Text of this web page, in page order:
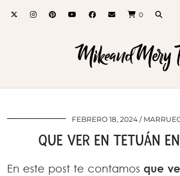
0
MikeandMery
FEBRERO 18, 2024
QUE VER EN TETUÁN
En este post te contamos que